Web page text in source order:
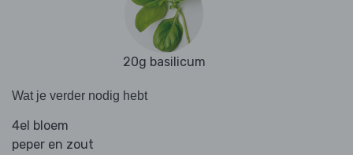
20g basilicum
Wat je verder nodig hebt
4el bloem
peper en zout